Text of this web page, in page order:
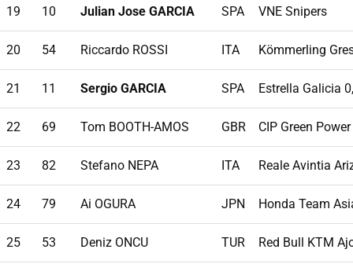
19 10 Julian Jose GARCIA SPA VNE Snipers
20 54 Riccardo ROSSI ITA Kömmerling
21 11 Sergio GARCIA SPA Estrella Galicia
22 69 Tom BOOTH-AMOS GBR CIP Green Power
23 82 Stefano NEPA ITA Reale Avintia
24 79 Ai OGURA JPN Honda Team
25 53 Deniz ONCU TUR Red Bull KTM